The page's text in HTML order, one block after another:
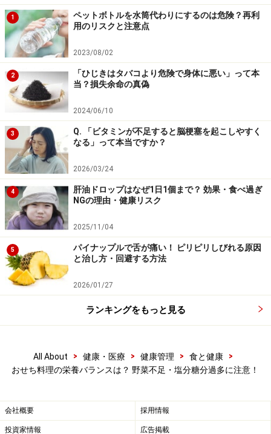
料理よりも多めに使って濃い味付けにします。「食塩過
多」「糖分過多」になりやすいため、注意が必要です。
特に、三が日に濃い味付けのおせち料理で過ごした後
は、通常の食事の味付けでは物足りないと感じたり、自
宅での調理もおせち料理に倣って味付けが濃くなったり
しがちです。例年、1月以降の患者様の様子を拝見して
いると、これが原因で生活習慣病が悪化してしまうケー
スも散見されます。お正月を楽しむことはたいへんよい
ことですが、その後はきちんとリカバリーするようにし
て下さい。
お正月の食の健康ポイント！ 意識的に野菜
を摂ることが大切
市販のおせち料理では入っていないことも多いのです
が、縁起物の野菜を使った「煮物」を1品加えましょ
」などのサイトにも詳しく掲載されてい
一手間かかりますが、野菜は「飾り切り」をするとお正
すが、難しい場合は、抜き型を使ってかわいらしい形を
切り抜いてもよいでしょう。どのように切るのか知りた
1
ペットボトルを水筒代わりにするのは危険？再利
用のリスクと注意点
2023/08/02
2
「ひじきはタバコより危険で身体に悪い」って本
当？損失余命の真偽
2024/06/10
3
Q. 「ビタミンが不足すると脳梗塞を起こしやすく
なる」って本当ですか？
2026/03/24
4
肝油ドロップはなぜ1日1個まで？ 効果・食べ過ぎ
NGの理由・健康リスク
2025/11/04
5
パイナップルで舌が痛い！ ピリピリしびれる原因
と治し方・回避する方法
2026/01/27
ランキングをもっと見る
All About > 健康・医療 > 健康管理 > 食と健康
>
おせち料理の栄養バランスは？ 野菜不足・塩分糖分過多に注意！
会社概要 採用情報
投資家情報 広告掲載